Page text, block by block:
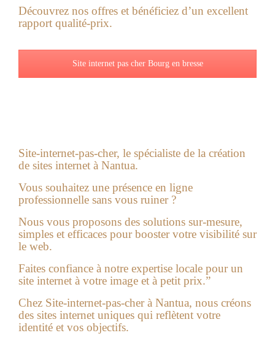
Découvrez nos offres et bénéficiez d’un excellent
rapport qualité-prix.
Site internet pas cher Bourg en bresse
Site-internet-pas-cher, le spécialiste de la création
de sites internet à Nantua.
Vous souhaitez une présence en ligne
professionnelle sans vous ruiner ?
Nous vous proposons des solutions sur-mesure,
simples et efficaces pour booster votre visibilité sur
le web.
Faites confiance à notre expertise locale pour un
site internet à votre image et à petit prix.”
Chez Site-internet-pas-cher à Nantua, nous créons
des sites internet uniques qui reflètent votre
identité et vos objectifs.